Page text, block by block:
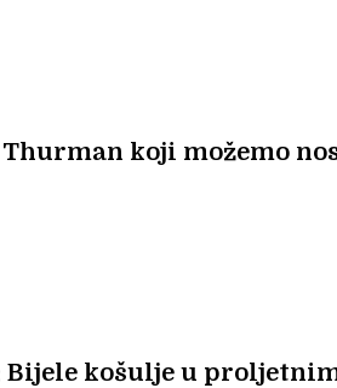
Thurman koji možemo
Bijele košulje u